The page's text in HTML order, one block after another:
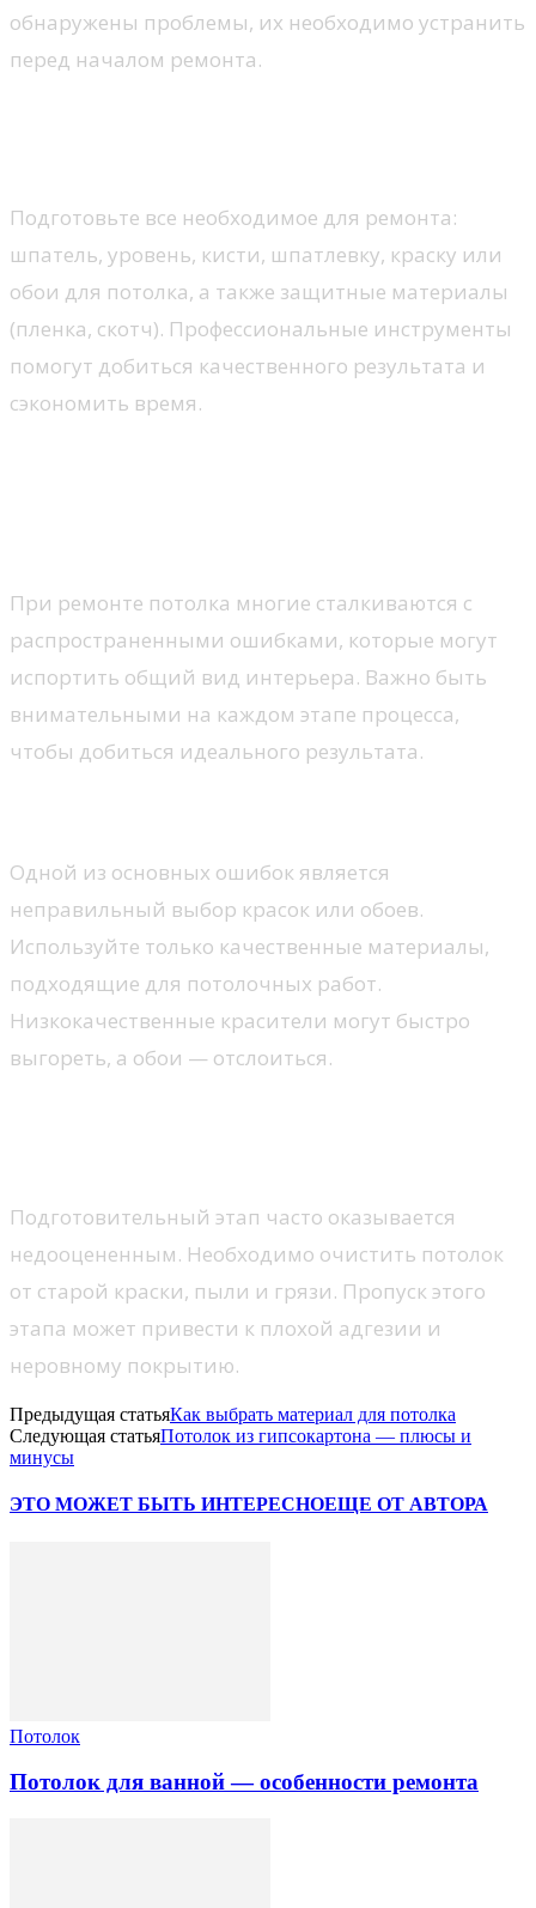
обнаружены проблемы, их необходимо устранить
перед началом ремонта.
Подготовьте все необходимое для ремонта:
шпатель, уровень, кисти, шпатлевку, краску или
обои для потолка, а также защитные материалы
(пленка, скотч). Профессиональные инструменты
помогут добиться качественного результата и
сэкономить время.
При ремонте потолка многие сталкиваются с
распространенными ошибками, которые могут
испортить общий вид интерьера. Важно быть
внимательными на каждом этапе процесса,
чтобы добиться идеального результата.
Одной из основных ошибок является
неправильный выбор красок или обоев.
Используйте только качественные материалы,
подходящие для потолочных работ.
Низкокачественные красители могут быстро
выгореть, а обои — отслоиться.
Подготовительный этап часто оказывается
недооцененным. Необходимо очистить потолок
от старой краски, пыли и грязи. Пропуск этого
этапа может привести к плохой адгезии и
неровному покрытию.
Предыдущая статьяКак выбрать материал для потолка
Следующая статьяПотолок из гипсокартона — плюсы и
минусы
ЭТО МОЖЕТ БЫТЬ ИНТЕРЕСНОЕЩЕ ОТ АВТОРА
Потолок
Потолок для ванной — особенности ремонта